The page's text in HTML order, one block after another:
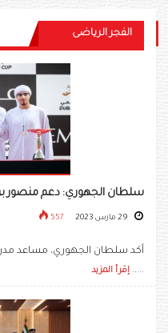
الفجر الرياضى
سلطان الجهوري: دعم منصور بن
557
أكد سلطان الجهوري، مساعد
..... إقرأ المزيد